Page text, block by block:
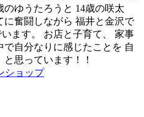
ゆうたろうと 14歳の咲太
に奮闘しながら 福井と金沢で
ます。 お店と子育て、 家事
自分なりに感じたことを 自
思っています！！
ショップ